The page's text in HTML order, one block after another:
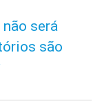
será
são